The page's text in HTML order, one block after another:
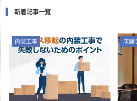
新着記事一覧
内装工事 店舗